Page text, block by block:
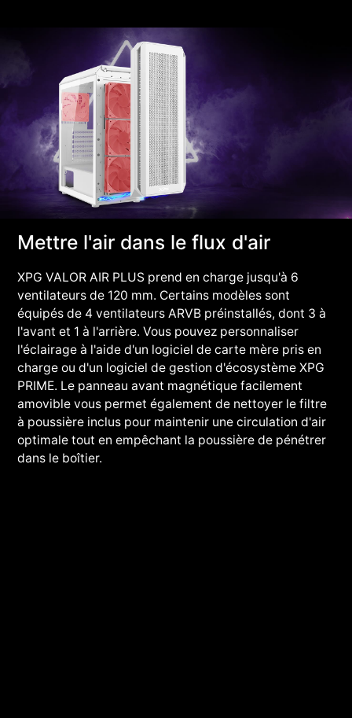
Mettre l'air dans le flux d'air
XPG VALOR AIR PLUS prend en charge jusqu'à 6
ventilateurs de 120 mm. Certains modèles sont
équipés de 4 ventilateurs ARVB préinstallés, dont 3 à
l'avant et 1 à l'arrière. Vous pouvez personnaliser
l'éclairage à l'aide d'un logiciel de carte mère pris en
charge ou d'un logiciel de gestion d'écosystème XPG
PRIME. Le panneau avant magnétique facilement
amovible vous permet également de nettoyer le filtre
à poussière inclus pour maintenir une circulation d'air
optimale tout en empêchant la poussière de pénétrer
dans le boîtier.